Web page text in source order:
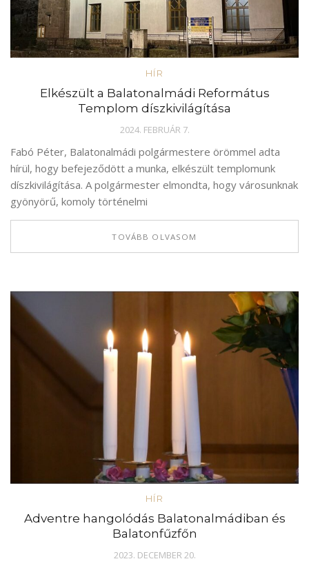
HÍR
Elkészült a Balatonalmádi Református
Templom díszkivilágítása
2024. FEBRUÁR 7.
Fabó Péter, Balatonalmádi polgármestere örömmel adta
hírül, hogy befejeződött a munka, elkészült templomunk
díszkivilágítása. A polgármester elmondta, hogy városunknak
gyönyörű, komoly történelmi
TOVÁBB OLVASOM
HÍR
Adventre hangolódás Balatonalmádiban és
Balatonfűzfőn
2023. DECEMBER 20.